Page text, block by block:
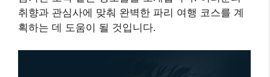
취향과 관심사에 맞춰 완벽한 파리 여행 코스를 계
획하는 데 도움이 될 것입니다.